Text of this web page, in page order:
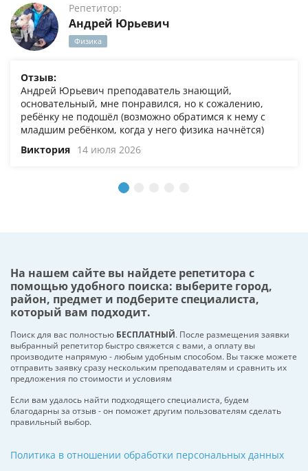
Репетитор:
Андрей Юрьевич
Физика
Отзыв:
Андрей Юрьевич преподаватель знающий,
основательный, мне понравился, но к сожалению,
ребёнку не подошёл (возможно обратимся к нему с
младшим ребёнком, когда у него физика начнётся)
Виктория 14 июля 2026
На нашем сайте вы найдете репетитора с
помощью удобного поиска: выберите город,
район, предмет и подберите специалиста,
который вам подходит.
Поиск для вас полностью БЕСПЛАТНЫЙ. После размещения заявки
выбранный репетитор быстро свяжется с вами, а оплату вы
производите напрямую - любым удобным способом. Вы также можете
отправить заявку сразу нескольким преподавателям и сравнить их
предложения по стоимости и условиям
Если вам удалось найти подходящего специалиста, будем
благодарны за отзыв - он поможет другим пользователям сделать
правильный выбор.
Политика в отношении обработки персональных данных